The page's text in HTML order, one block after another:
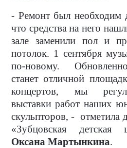
- Ремонт был необходим
что средства на него
зале заменили пол и
потолок. 1 сентября
по-новому.
станет отличной
концертов, мы
выставки работ наших
скульпторов, -
«Зубцовская детская
Оксана Мартынкина.